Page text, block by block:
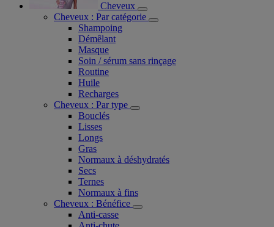
Cheveux
Cheveux : Par catégorie
Shampoing
Démêlant
Masque
Soin / sérum sans rinçage
Routine
Huile
Recharges
Cheveux : Par type
Bouclés
Lisses
Longs
Gras
Normaux à déshydratés
Secs
Ternes
Normaux à fins
Cheveux : Bénéfice
Anti-casse